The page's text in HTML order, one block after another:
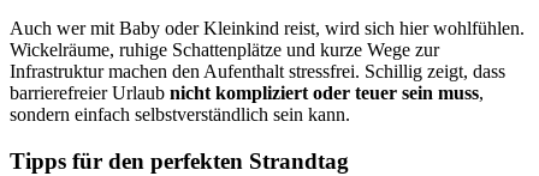
Auch wer mit Baby oder Kleinkind reist, wird sich hier wohlfühlen.
Wickelräume, ruhige Schattenplätze und kurze Wege zur
Infrastruktur machen den Aufenthalt stressfrei. Schillig zeigt, dass
barrierefreier Urlaub nicht kompliziert oder teuer sein muss,
sondern einfach selbstverständlich sein kann.
Tipps für den perfekten Strandtag